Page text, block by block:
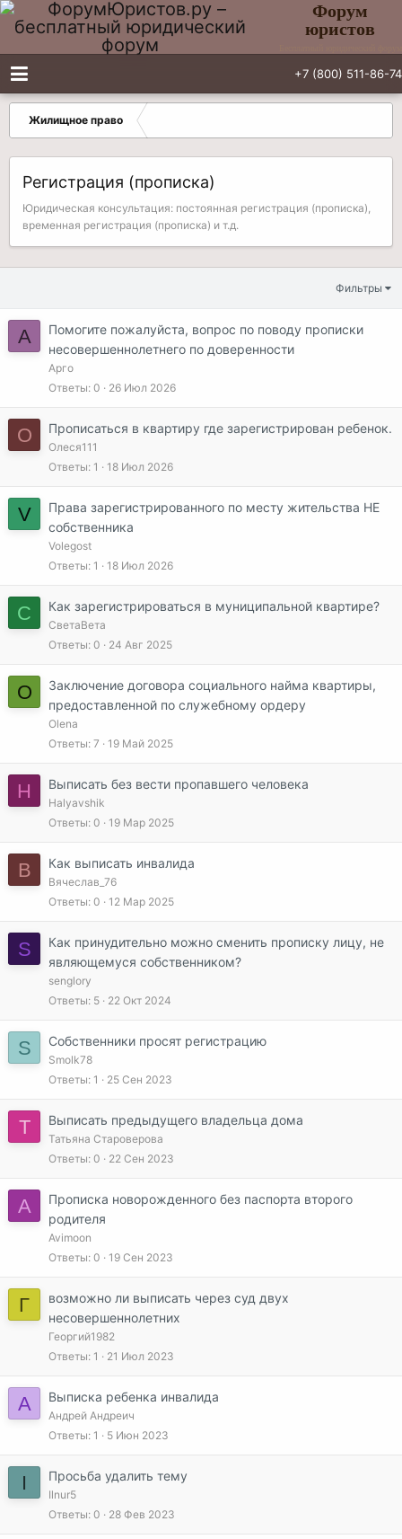
Форум
юристов
+7 (800) 511-86-74
Жилищное право
Регистрация (прописка)
Юридическая консультация: постоянная регистрация (прописка),
временная регистрация (прописка) и т.д.
Фильтры
А
Помогите пожалуйста, вопрос по поводу прописки
несовершеннолетнего по доверенности
Арго
Ответы 0 26 Июл 2026
О Прописаться в квартиру где зарегистрирован ребенок.
Олеся111
Ответы 1 18 Июл 2026
V
Права зарегистрированного по месту жительства НЕ
собственника
Volegost
Ответы 1 18 Июл 2026
С Как зарегистрироваться в муниципальной квартире?
СветаВета
Ответы 0 24 Авг 2025
O
Заключение договора социального найма квартиры,
предоставленной по служебному ордеру
Olena
Ответы 7 19 Май 2025
H Выписать без вести пропавшего человека
Halyavshik
Ответы 0 19 Мар 2025
В Как выписать инвалида
Вячеслав_76
Ответы 0 12 Мар 2025
S
Как принудительно можно сменить прописку лицу, не
являющемуся собственником?
senglory
Ответы 5 22 Окт 2024
S Собственники просят регистрацию
Smolk78
Ответы 1 25 Сен 2023
Т Выписать предыдущего владельца дома
Татьяна Староверова
Ответы 0 22 Сен 2023
A
Прописка новорожденного без паспорта второго
родителя
Avimoon
Ответы 0 19 Сен 2023
Г
возможно ли выписать через суд двух
несовершеннолетних
Георгий1982
Ответы 1 21 Июл 2023
А Выписка ребенка инвалида
Андрей Андреич
Ответы 1 5 Июн 2023
I Просьба удалить тему
Ilnur5
Ответы 0 28 Фев 2023